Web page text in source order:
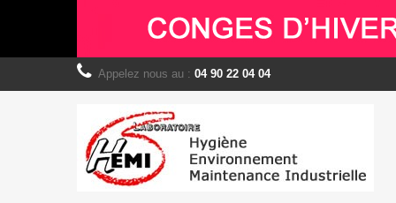
Appelez nous au : 04 90 22 04 04